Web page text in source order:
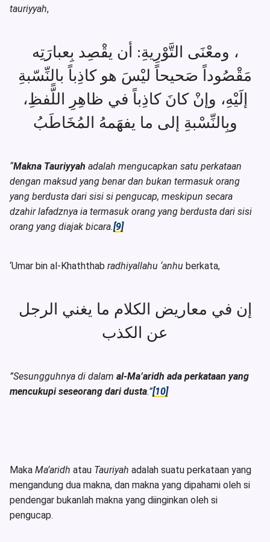
tauriyyah,
، ومعْنَى التَّوْرِيةِ: أن يقْصِد بِعبارَتِه
مَقْصُوداً صَحيحاً ليْسَ هو كاذِباً بالنِّسّبةِ
إلَيْهِ، وإنْ كانَ كاذِباً في ظاهِرِ اللًّفظِ،
وبِالنِّسْبةِ إلى ما يفهَمهُ المُخَاطَبُ
“Makna Tauriyyah adalah mengucapkan satu perkataan
dengan maksud yang benar dan bukan termasuk orang
yang berdusta dari sisi si pengucap, meskipun secara
dzahir lafadznya ia termasuk orang yang berdusta dari sisi
orang yang diajak bicara.[9]
‘Umar bin al-Khaththab radhiyallahu ‘anhu berkata,
إن في معاريض الكلام ما يغني الرجل
عن الكذب
”Sesungguhnya di dalam al-Ma’aridh ada perkataan yang
mencukupi seseorang dari dusta.”[10]
Maka Ma’aridh atau Tauriyah adalah suatu perkataan yang
mengandung dua makna, dan makna yang dipahami oleh si
pendengar bukanlah makna yang diinginkan oleh si
pengucap.